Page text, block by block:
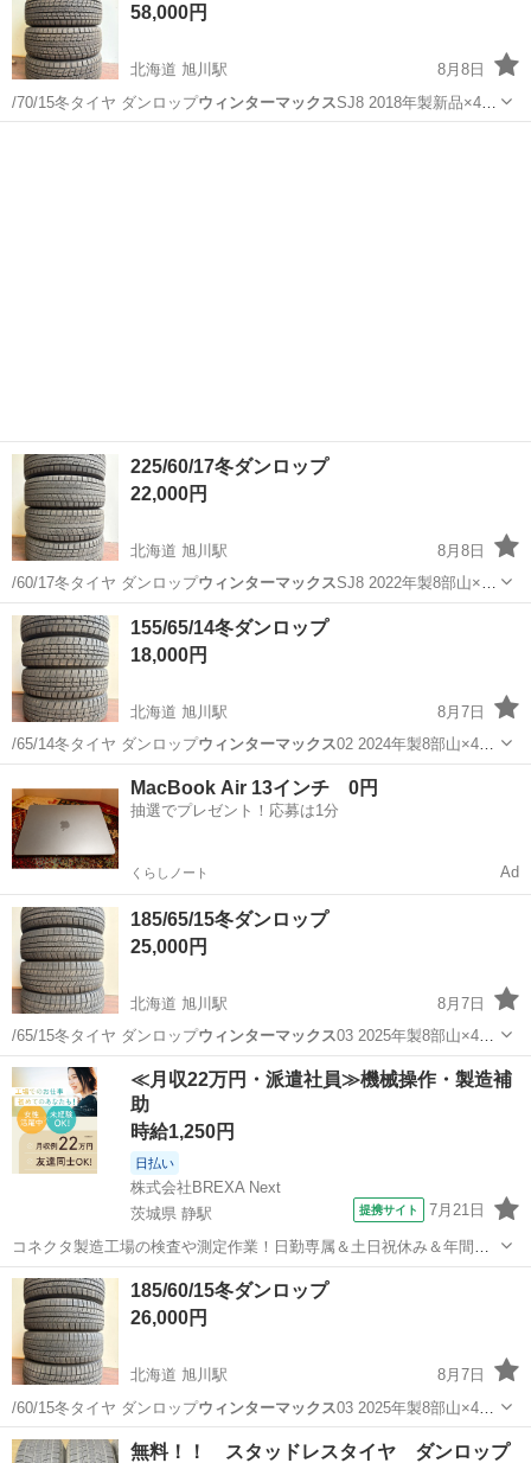
スタッドレスタイヤ58,000円
北海道 旭川駅
8月8日
/70/15冬タイヤ ダンロップウィンターマックスSJ8 2018年製新品×4本
の…
225/60/17冬ダンロップ
22,000円
北海道 旭川駅
8月8日
/60/17冬タイヤ ダンロップウィンターマックスSJ8 2022年製8部山×4
本…
北海道 旭川市 タイヤ、ホイール
155/65/14冬ダンロップ
18,000円
北海道 旭川駅
8月7日
/65/14冬タイヤ ダンロップウィンターマックス02 2024年製8部山×4本
の…
旭川市 旭川駅 タイヤ、ホイール
MacBook Air 13インチ 0円
抽選でプレゼント！応募は1分
くらしノート Ad
185/65/15冬ダンロップ
25,000円
北海道 旭川駅
8月7日
/65/15冬タイヤ ダンロップウィンターマックス03 2025年製8部山×4本
の…
北海道 旭川市 旭川駅 タイヤ、ホイール ダンロップ
≪月収22万円・派遣社員≫機械操作・製造補
助
時給1,250円
日払い
株式会社BREXA Next
茨城県 静駅
提携サイト 7月21日
コネクタ製造工場の検査や測定作業！日勤専属＆土日祝休み＆年間休
日128日★クリーンルーム内作業★マイカー通勤OK＆無料駐車場あり
★就業先食堂利用可！日払い制度あり！《茨城県常陸大宮市》 人気の
工場のお仕事 ◇コネクタ製造工...
茨城 常陸大宮市 静駅
185/60/15冬ダンロップ
26,000円
北海道 旭川駅
8月7日
/60/15冬タイヤ ダンロップウィンターマックス03 2025年製8部山×4本
の…
北海道 旭川市 旭川駅 タイヤ、ホイール ダンロップ
無料！！ スタッドレスタイヤ ダンロップ